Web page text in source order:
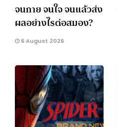
จนกาย จนใจ จนแล้วส่ง
ผลอย่างไรต่อสมอง?
6 August 2026